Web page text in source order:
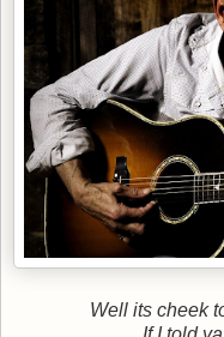
Well its cheek